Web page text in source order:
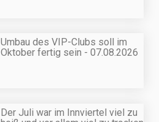
Umbau des VIP-Clubs soll im
Oktober fertig sein - 07.08.2026
Der Juli war im Innviertel viel zu